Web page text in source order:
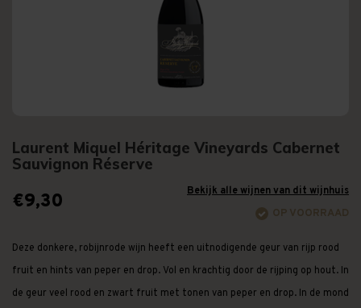
Laurent Miquel Héritage Vineyards Cabernet
Sauvignon Réserve
€9,30
Bekijk alle wijnen van dit wijnhuis
OP VOORRAAD
Deze donkere, robijnrode wijn heeft een uitnodigende geur van rijp rood
fruit en hints van peper en drop. Vol en krachtig door de rijping op hout. In
de geur veel rood en zwart fruit met tonen van peper en drop. In de mond